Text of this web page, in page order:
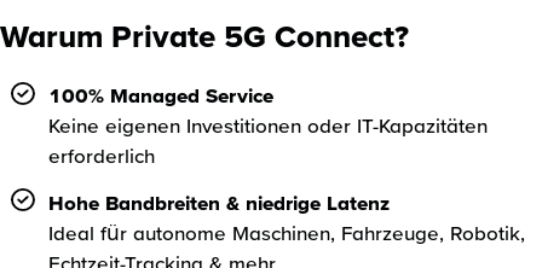
Warum Private 5G Connect?
100% Managed Service
Keine eigenen Investitionen oder IT-Kapazitäten
erforderlich
Hohe Bandbreiten & niedrige Latenz
Ideal für autonome Maschinen, Fahrzeuge, Robotik,
Echtzeit-Tracking & mehr